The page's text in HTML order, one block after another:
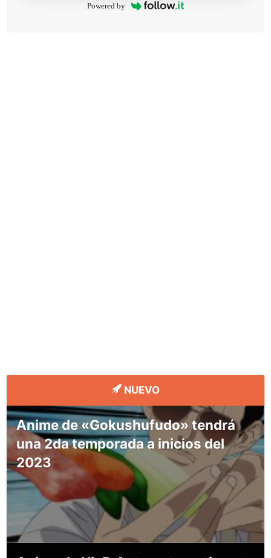
Powered by
NUEVO
Anime de «Gokushufudo» tendrá
una 2da temporada a inicios del
2023